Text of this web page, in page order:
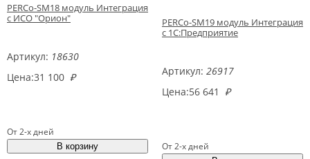
PERCo-SM18 модуль Интеграция
с ИСО "Орион"
Артикул: 18630
Цена:31 100 ₽
От 2-х дней
PERCo-SM19 модуль Интеграция
с 1С:Предприятие
Артикул: 26917
Цена:56 641 ₽
От 2-х дней